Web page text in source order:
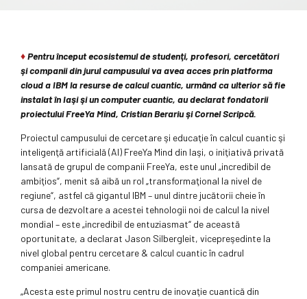
♦Pentru început ecosistemul de studenţi, profesori, cercetători
şi companii din jurul campusului va avea acces prin platforma
cloud a IBM la resurse de calcul cuantic, urmând ca ulterior să fie
instalat în Iaşi şi un computer cuantic, au declarat fondatorii
proiectului FreeYa Mind, Cristian Berariu şi Cornel Scripcă.
Proiectul campusului de cercetare şi educaţie în calcul cuantic şi
in­te­ligenţă artificială (AI) FreeYa Mind din Iaşi, o iniţiativă pri­vată
lansată de grupul de com­panii FreeYa, este unul „incredibil de
am­bi­ţios“, menit să aibă un rol „transfor­ma­ţional la nivel de
regiune“, astfel că gigantul IBM – unul dintre jucătorii cheie în
cursa de dez­vol­tare a acestei tehnologii noi de calcul la nivel
mondial – este „incredibil de entu­zias­mat“ de această
oportunitate, a declarat Jason Silbergleit, vicepreşedinte la
nivel glo­bal pentru cercetare & calcul cuantic în ca­drul
companiei americane.
„Acesta este primul nostru centru de inovaţie cuantică din